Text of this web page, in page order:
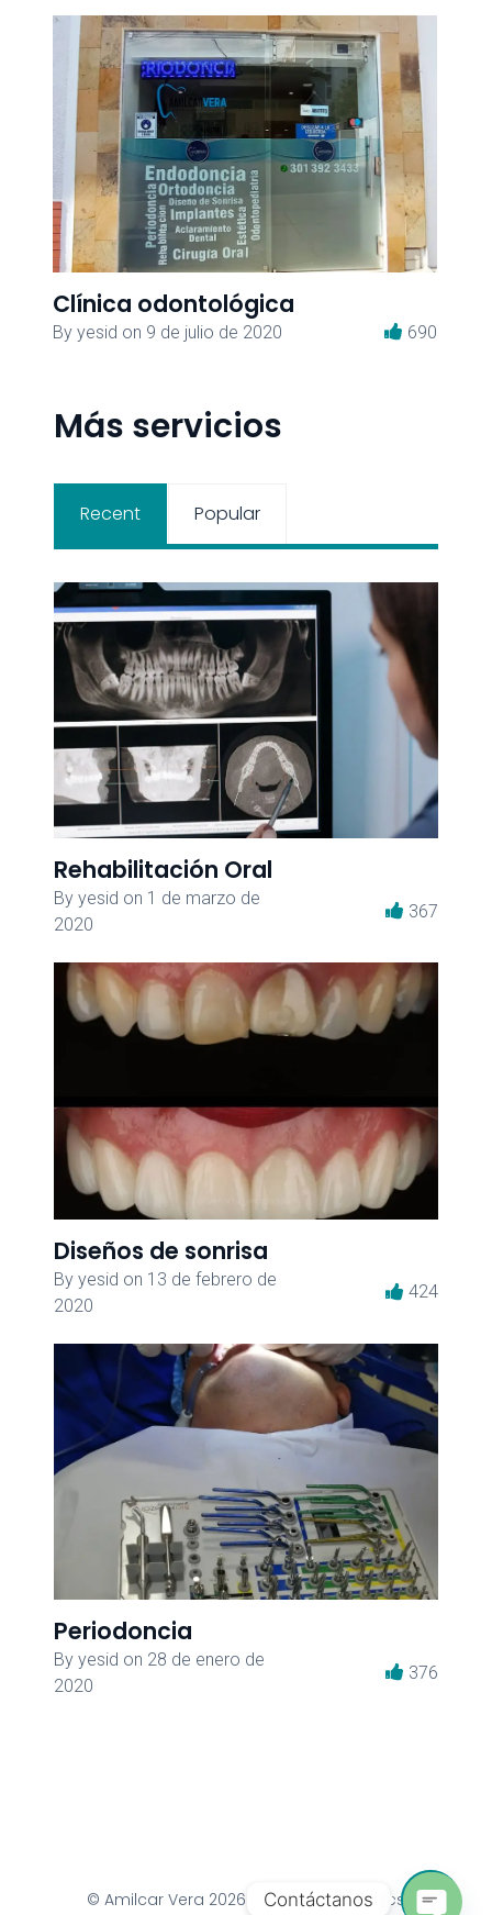
Clínica odontológica
Byyesid on 9 de julio de 2020 690
Más servicios
Recent Popular
Rehabilitación Oral
By yesid on 1 de marzo de
2020
367
Diseños de sonrisa
By yesid on 13 de febrero de
2020
424
Periodoncia
By yesid on 28 de enero de
2020
376
© Amilcar Vera 2026 - All Rights Reserves
Contáctanos